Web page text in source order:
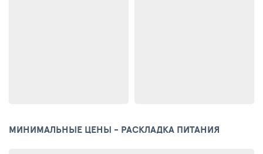
МИНИМАЛЬНЫЕ ЦЕНЫ - РАСКЛАДКА ПИТАНИЯ